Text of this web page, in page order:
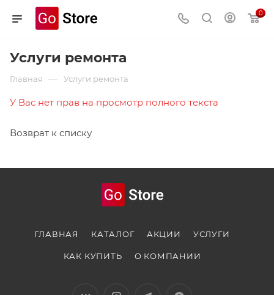
0
Услуги ремонта
Главная — Услуги ремонта
У Вас нет прав на просмотр полного текста
Возврат к списку
ГЛАВНАЯ КАТАЛОГ АКЦИИ УСЛУГИ
КАК КУПИТЬ О КОМПАНИИ